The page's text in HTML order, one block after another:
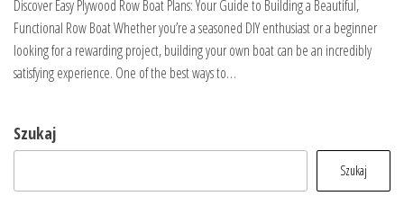
Discover Easy Plywood Row Boat Plans: Your Guide to Building a Beautiful,
Functional Row Boat Whether you’re a seasoned DIY enthusiast or a beginner
looking for a rewarding project, building your own boat can be an incredibly
satisfying experience. One of the best ways to…
Szukaj
Szukaj